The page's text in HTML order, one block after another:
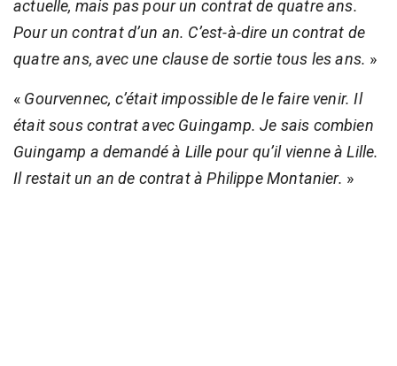
actuelle, mais pas pour un contrat de quatre ans.
Pour un contrat d’un an. C’est-à-dire un contrat de
quatre ans, avec une clause de sortie tous les ans. »
« Gourvennec, c’était impossible de le faire venir. Il
était sous contrat avec Guingamp. Je sais combien
Guingamp a demandé à Lille pour qu’il vienne à Lille.
Il restait un an de contrat à Philippe Montanier. »